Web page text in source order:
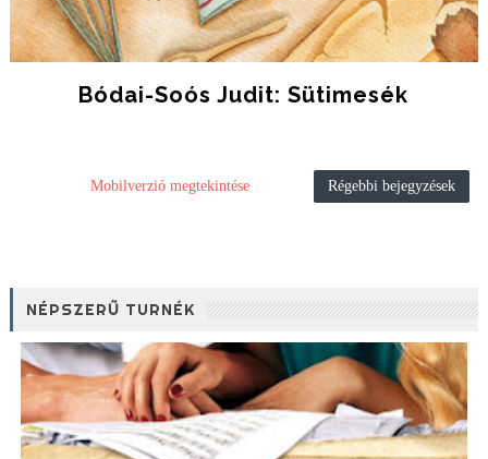
Bódai-Soós Judit: Sütimesék
Régebbi bejegyzések
Mobilverzió megtekintése
NÉPSZERŰ TURNÉK